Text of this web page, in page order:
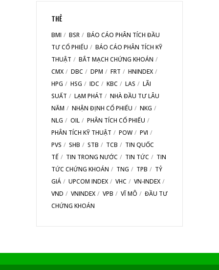
THẺ
BMI BSR
BÁO CÁO PHÂN TÍCH ĐẦU
TƯ CỔ PHIẾU
BÁO CÁO PHÂN TÍCH KỸ
THUẬT
BẮT MẠCH CHỨNG KHOÁN
CMX
DBC DPM FRT
HNINDEX
HPG
HSG IDC KBC LAS
LÃI
SUẤT
LẠM PHÁT
NHÀ ĐẦU TƯ LÂU
NĂM
NHẬN ĐỊNH CỔ PHIẾU
NKG
NLG
OIL
PHÂN TÍCH CỔ PHIẾU
PHÂN TÍCH KỸ THUẬT
POW
PVI
PVS
SHB STB TCB
TIN QUỐC
TẾ
TIN TRONG NƯỚC TIN TỨC
TIN
TỨC CHỨNG KHOÁN
TNG TPB
TỶ
GIÁ
UPCOM INDEX VHC
VN-INDEX
VND
VNINDEX VPB VĨ MÔ
ĐẦU TƯ
CHỨNG KHOÁN